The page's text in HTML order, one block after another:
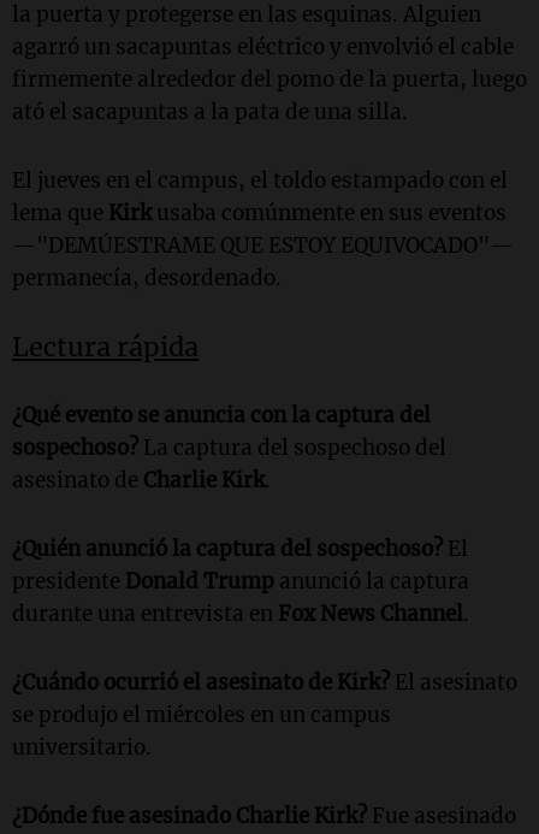
la puerta y protegerse en las esquinas. Alguien
agarró un sacapuntas eléctrico y envolvió el cable
firmemente alrededor del pomo de la puerta, luego
ató el sacapuntas a la pata de una silla.
El jueves en el campus, el toldo estampado con el
lema que Kirkusaba comúnmente en sus eventos
—"DEMÚESTRAME QUE ESTOY EQUIVOCADO"—
permanecía, desordenado.
Lectura rápida
¿Qué evento se anuncia con la captura del
sospechoso? La captura del sospechoso del
asesinato de Charlie Kirk.
¿Quién anunció la captura del sospechoso? El
presidente Donald Trump anunció la captura
durante una entrevista en Fox News Channel.
¿Cuándo ocurrió el asesinato de Kirk? El asesinato
se produjo el miércoles en un campus
universitario.
¿Dónde fue asesinado Charlie Kirk? Fue asesinado